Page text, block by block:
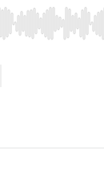
Left/Right to